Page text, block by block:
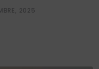
2025